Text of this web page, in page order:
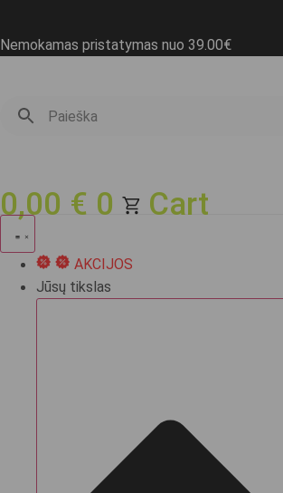
turinio
Nemokamas pristatymas nuo 39.00€
0,00 € 0 Cart
AKCIJOS
Jūsų tikslas